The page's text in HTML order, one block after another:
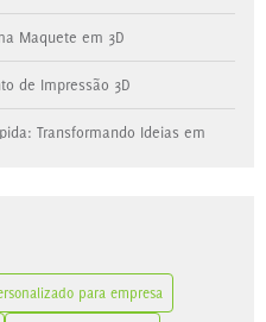
Maquete em 3D
de Impressão 3D
Transformando Ideias em
Congresso para Impactar seus
para empresa